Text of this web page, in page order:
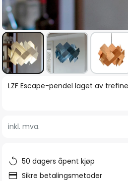
Gå
bildegalleri
LZF Escape-pendel laget av
inkl. mva.
50 dagers åpent kjøp
Sikre betalingsmetoder